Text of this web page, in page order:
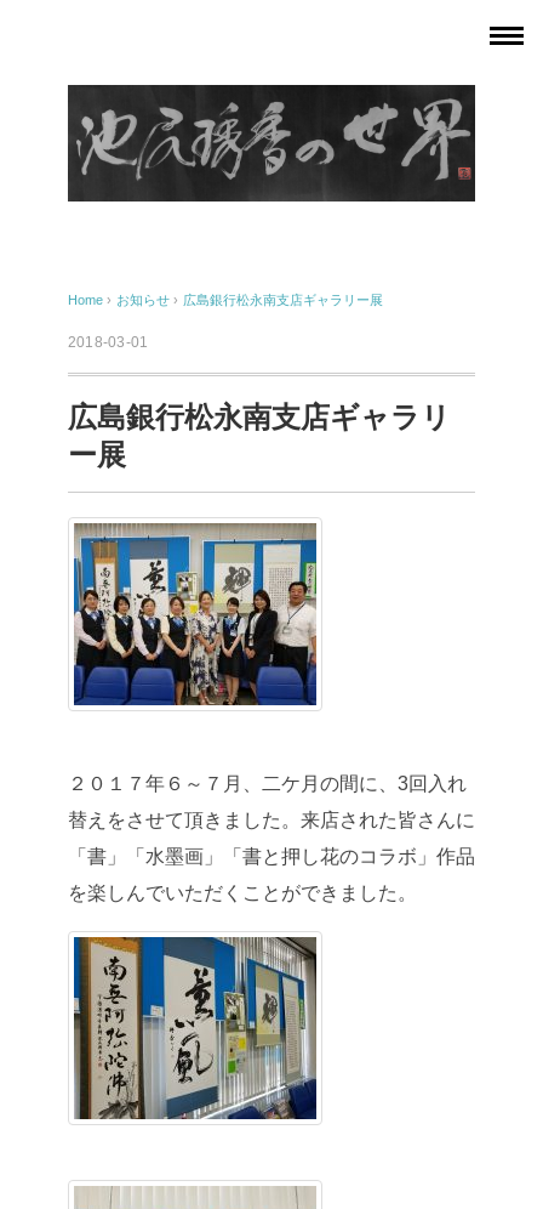
Home › お知らせ › 広島銀行松永南支店ギャラリー展
2018-03-01
広島銀行松永南支店ギャラリ
ー展
２０１７年６～７月、二ケ月の間に、3回入れ
替えをさせて頂きました。来店された皆さんに
「書」「水墨画」「書と押し花のコラボ」作品
を楽しんでいただくことができました。